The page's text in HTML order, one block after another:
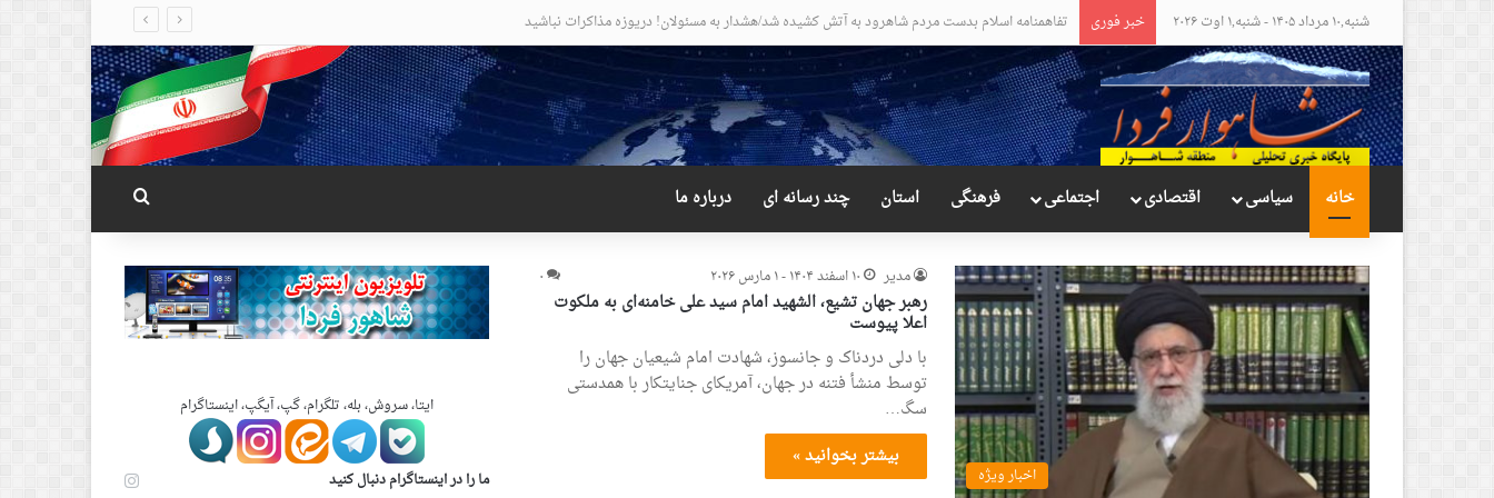
شنبه,۱۰ مرداد ۱۴۰۵ - شنبه,۱ اوت ۲۰۲۶ خبر فوری مواضع عجیب و دور از انتظار علی لاریجانی
خانه سیاسی اقتصادی اجتماعی فرهنگی استان چند رسانه ای درباره ما
اخبار ویژه
مدیر ۱۰ اسفند ۱۴۰۴ - ۱ مارس ۲۰۲۶ ۰
رهبر جهان تشیع، الشهید امام سید علی خامنه‌ای به ملکوت
اعلا پیوست
با دلی دردناک و جانسوز، شهادت امام شیعیان جهان را
توسط منشأ فتنه در جهان، آمریکای جنایتکار با همدستی
سگ…
بیشتر بخوانید »
ایتا، سروش، بله، تلگرام، گپ، آیگپ، اینستاگرام
ما را در اینستاگرام دنبال کنید